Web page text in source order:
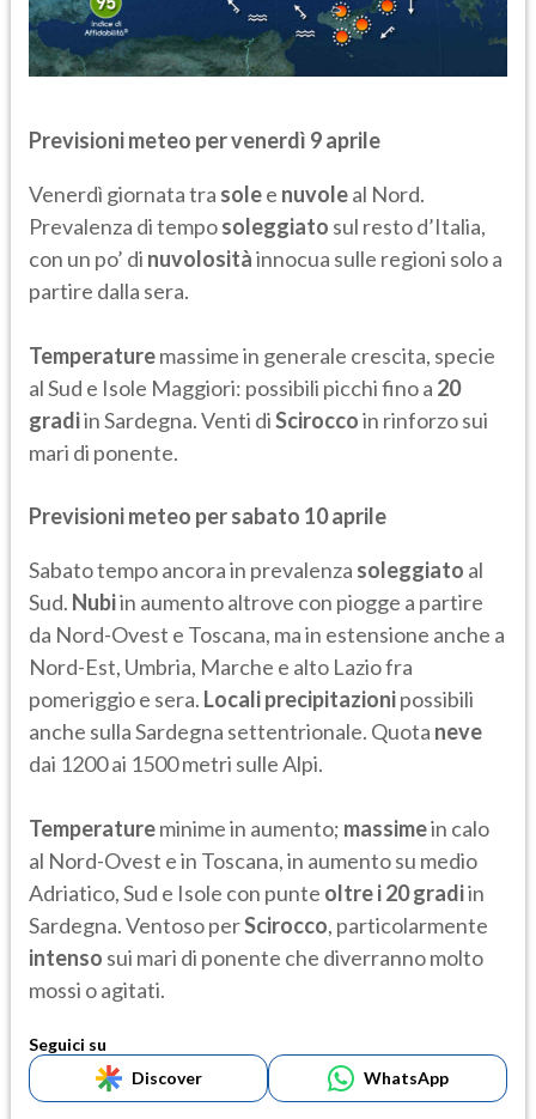
Previsioni meteo per venerdì 9 aprile
Venerdì giornata tra solee nuvoleal Nord.
Prevalenza di temposoleggiato sul resto d’Italia,
con un po’ di nuvolositàinnocua sulle regioni solo a
partire dalla sera.
Temperaturemassime in generale crescita, specie
al Sud e Isole Maggiori: possibili picchi fino a 20
gradiin Sardegna. Venti diSciroccoin rinforzo sui
mari di ponente.
Previsioni meteo per sabato 10 aprile
Sabato tempo ancora in prevalenza soleggiato al
Sud. Nubiin aumento altrove con piogge a partire
da Nord-Ovest e Toscana, ma in estensione anche a
Nord-Est, Umbria, Marche e alto Lazio fra
pomeriggio e sera. Locali precipitazionipossibili
anche sulla Sardegna settentrionale. Quota neve
dai 1200 ai 1500 metri sulle Alpi.
Temperatureminime in aumento; massimein calo
al Nord-Ovest e in Toscana, in aumento su medio
Adriatico, Sud e Isole con punte oltre i 20 gradiin
Sardegna. Ventoso perScirocco, particolarmente
intenso sui mari di ponente che diverranno molto
mossi o agitati.
Seguici su
Discover
WhatsApp